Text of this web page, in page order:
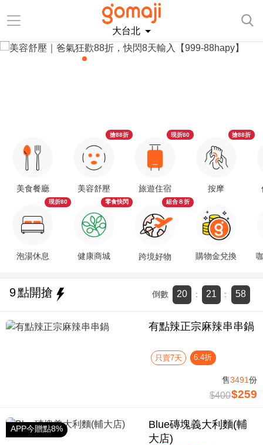
大台北
美食餐廳
泡湯休息
現折80
美容舒壓
搶88折
健康商城
零食快閃
旅遊住宿
現折80
跨境好物
組合８折
按摩
搶88折
購物金兌換
9點開搶 倒數 20 : 21 : 58
有點辣正宗麻辣串串鍋
只賣7天 6.4折
售3491份
$400$259
APP今贈點8%
Blue磚塊義大利麵(輔
大店)